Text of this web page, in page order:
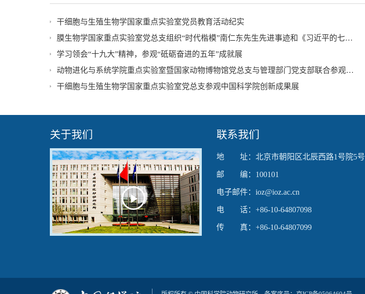
干细胞与生殖生物学国家重点实验室党员教育活动纪实
膜生物学国家重点实验室党总支组织“时代楷模”南仁东先生先进事迹和《习近平的七年知青岁月》主题学习活动
学习领会“十九大”精神，参观“砥砺奋进的五年”成就展
动物进化与系统学院重点实验室暨国家动物博物馆党总支与管理部门党支部联合参观北京展览馆并进行素质拓展
干细胞与生殖生物学国家重点实验室党总支参观中国科学院创新成果展
关于我们
Play
Video
联系我们
地 址：北京市朝阳区北辰西路1号院5号
邮 编：100101
电子邮件：ioz@ioz.ac.cn
电 话：+86-10-64807098
传 真：+86-10-64807099